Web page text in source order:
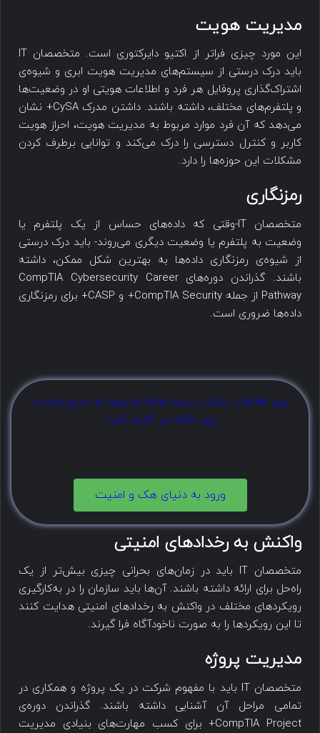
مدیریت هویت
این مورد چیزی فراتر از اکتیو دایرکتوری است. متخصصان IT
باید درک درستی از سیستم‌های مدیریت هویت ابری و شیوه‌ی
اشتراک‌گذاری پروفایل هر فرد و اطلاعات هویتی او در وضعیت‌ها
و پلتفرم‌های مختلف، داشته باشند. داشتن مدرک CySA+ نشان
می‌دهد که آن فرد موارد مربوط به مدیریت هویت، احراز هویت
کاربر و کنترل دسترسی را درک می‌کند و توانایی برطرف کردن
مشکلات این حوزه‌ها را دارد.
رمزنگاری
متخصصان IT-وقتی که داده‌های حساس از یک پلتفرم یا
وضعیت به پلتفرم یا وضعیت دیگری می‌روند- باید درک درستی
از شیوه‌ی رمزنگاری داده‌ها به بهترین شکل ممکن، داشته
باشند. گذراندن دوره‌های CompTIA Cybersecurity Career
Pathway از جمله CompTIA Security+ و CASP+ برای رمزنگاری
داده‌ها ضروری است.
برای اطلاعات بیشتر درباره نقشه راه ورود به دنیای امنیت،
روی دکمه زیر کلیک کنید:
ورود به دنیای هک و امنیت
واکنش به رخدادهای امنیتی
متخصصان IT باید در زمان‌های بحرانی چیزی بیش‌تر از یک
راه‌حل برای ارائه داشته باشند. آن‌ها باید سازمان را در به‌کارگیری
رویکردهای مختلف در واکنش به رخدادهای امنیتی هدایت کنند
تا این رویکردها را به صورت ناخودآگاه فرا گیرند.
مدیریت پروژه
متخصصان IT باید با مفهوم شرکت در یک پروژه و همکاری در
تمامی مراحل آن آشنایی داشته باشند. گذراندن دوره‌ی
CompTIA Project+ برای کسب مهارت‌های بنیادی مدیریت